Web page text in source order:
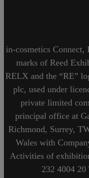
in-cosmetics Connect,
marks of Reed
RELX and the “RE”
plc, used under
private limited
principal office at
Richmond, Surrey,
Wales with
Activities of
232 4004